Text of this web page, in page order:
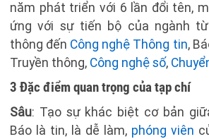
năm phát triển với 6 lần đổi tên,
ứng với sự tiến bộ của ngành từ
thông đến Công nghệ Thông tin,
Truyền thông, Công nghệ số,
3 Đặc điểm quan trọng của tạp chí
Sâu: Tạo sự khác biệt cơ bản
Báo là tin, là dễ làm, phóng viên